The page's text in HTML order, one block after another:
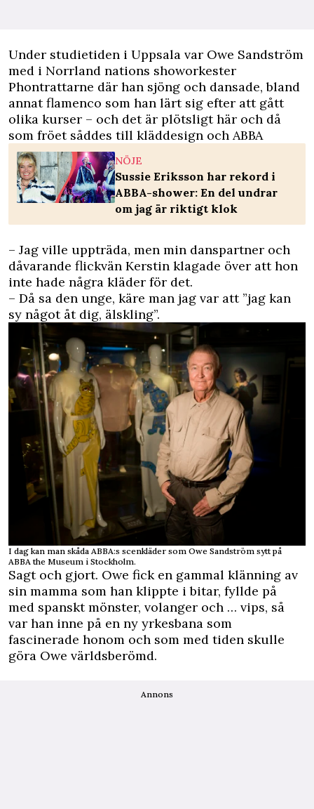
Under studietiden i Uppsala var Owe Sandström
med i Norrland nations showorkester
Phontrattarne där han sjöng och dansade, bland
annat flamenco som han lärt sig efter att gått
olika kurser – och det är plötsligt här och då
som fröet såddes till kläddesign och ABBA
NÖJE
Sussie Eriksson har rekord i
ABBA-shower: En del undrar
om jag är riktigt klok
– Jag ville uppträda, men min danspartner och
dåvarande flickvän Kerstin klagade över att hon
inte hade några kläder för det.
– Då sa den unge, käre man jag var att ”jag kan
sy något åt dig, älskling”.
I dag kan man skåda ABBA:s scenkläder som Owe Sandström sytt på
ABBA the Museum i Stockholm.
Sagt och gjort. Owe fick en gammal klänning av
sin mamma som han klippte i bitar, fyllde på
med spanskt mönster, volanger och … vips, så
var han inne på en ny yrkesbana som
fascinerade honom och som med tiden skulle
göra Owe världsberömd.
Annons